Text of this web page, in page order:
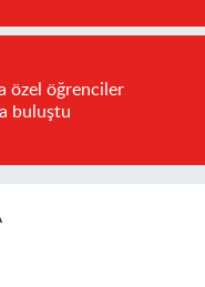
özel öğrenciler
buluştu